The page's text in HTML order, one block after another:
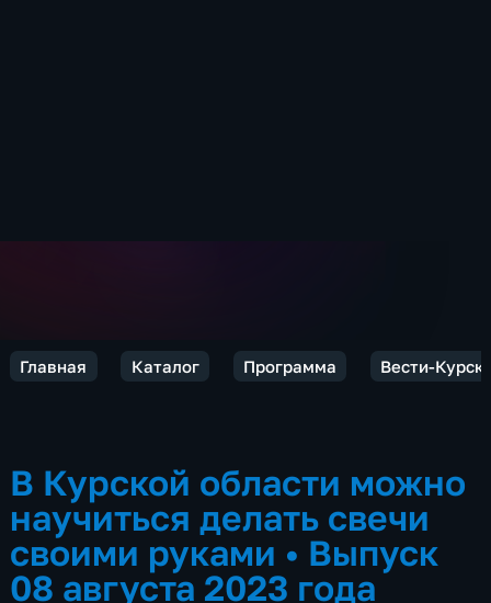
Главная Каталог Программа Вести-Курск
В Курской области можно
научиться делать свечи
своими руками • Выпуск
08 августа 2023 года